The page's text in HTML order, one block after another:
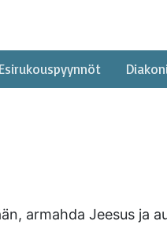
Esirukouspyynnöt
armahda Jeesus ja